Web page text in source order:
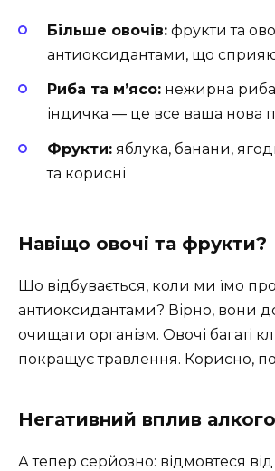
Більше овочів: фрукти та
антиоксидантами, що
Риба та м’ясо: нежирна
індичка — це все ваша нова
Фрукти: яблука, банани,
та корисні
Навіщо овочі та фрукти?
Що відбувається, коли ми їмо
антиоксидантами? Вірно, вони
очищати організм. Овочі багаті
покращує травлення. Корисно,
Негативний вплив
А тепер серйозно: відмовтеся